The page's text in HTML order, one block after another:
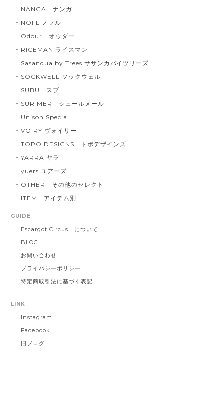
NANGA ナンガ
NOFL ノフル
Odour オウダー
RICEMAN ライスマン
Sasanqua by Trees サザンカバイツリーズ
SOCKWELL ソックウェル
SUBU スブ
SUR MER シュールメール
Unison Special
VOIRY ヴォイリー
TOPO DESIGNS トポデザインズ
YARRA ヤラ
yuers ユアーズ
OTHER その他のセレクト
ITEM アイテム別
GUIDE
Escargot Circus について
BLOG
お問い合わせ
プライバシーポリシー
特定商取引法に基づく表記
LINK
Instagram
Facebook
旧ブログ